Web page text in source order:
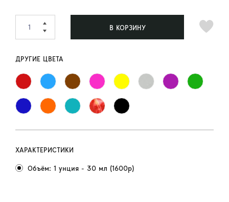
В КОРЗИНУ
ДРУГИЕ ЦВЕТА
ХАРАКТЕРИСТИКИ
Объём: 1 унция - 30 мл (1600р)